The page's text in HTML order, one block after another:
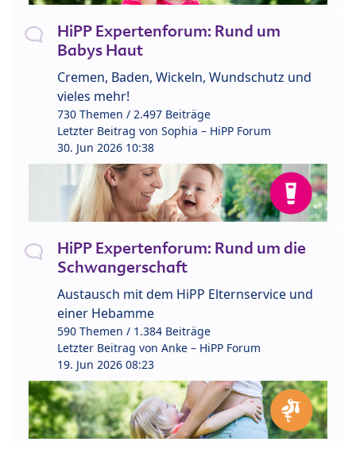
HiPP Expertenforum: Rund um
Babys Haut
Cremen, Baden, Wickeln, Wundschutz und
vieles mehr!
730 Themen / 2.497 Beiträge
Letzter Beitrag von Sophia – HiPP Forum
30. Jun 2026 10:38
HiPP Expertenforum: Rund um die
Schwangerschaft
Austausch mit dem HiPP Elternservice und
einer Hebamme
590 Themen / 1.384 Beiträge
Letzter Beitrag von Anke – HiPP Forum
19. Jun 2026 08:23